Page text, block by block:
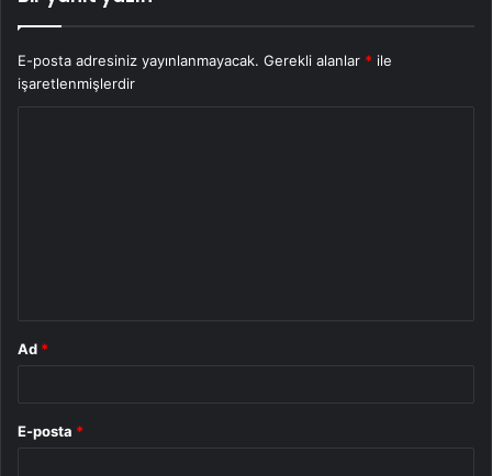
E-posta adresiniz yayınlanmayacak. Gerekli alanlar * ile
işaretlenmişlerdir
Ad *
E-posta *